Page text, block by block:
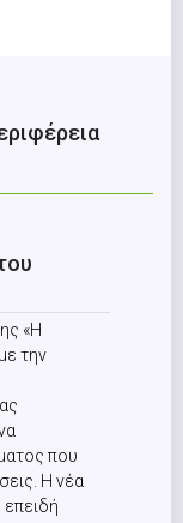
«Η
την
που
Η νέα